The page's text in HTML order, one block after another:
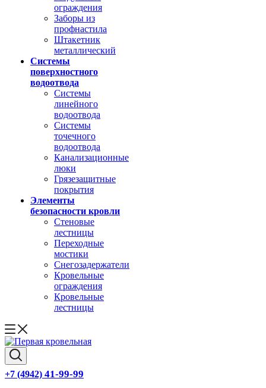
ограждения
Заборы из
профнастила
Штакетник
металлический
Системы
поверхностного
водоотвода
Системы
линейного
водоотвода
Системы
точечного
водоотвода
Канализационные
люки
Грязезащитные
покрытия
Элементы
безопасности кровли
Стеновые
лестницы
Переходные
мостики
Снегозадержатели
Кровельные
ограждения
Кровельные
лестницы
+7 (4942) 41-99-99